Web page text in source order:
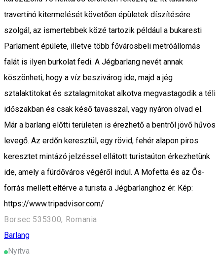
travertínó kitermelését követően épületek díszítésére
szolgál, az ismertebbek közé tartozik például a bukaresti
Parlament épülete, illetve több fővárosbeli metróállomás
falát is ilyen burkolat fedi. A Jégbarlang nevét annak
köszönheti, hogy a víz beszivárog ide, majd a jég
sztalaktitokat és sztalagmitokat alkotva megvastagodik a téli
időszakban és csak késő tavasszal, vagy nyáron olvad el.
Már a barlang előtti területen is érezhető a bentről jövő hűvös
levegő. Az erdőn keresztül, egy rövid, fehér alapon piros
keresztet mintázó jelzéssel ellátott turistaúton érkezhetünk
ide, amely a fürdőváros végéről indul. A Mofetta és az Ős-
forrás mellett eltérve a turista a Jégbarlanghoz ér. Kép:
https://www.tripadvisor.com/
Borsec 535300, Romania
Barlang
Nyitva